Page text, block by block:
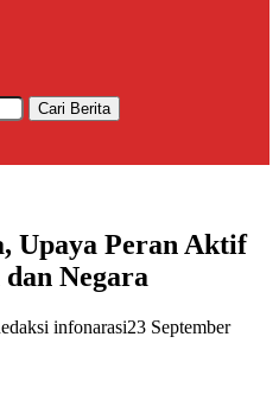
Cari Berita
Upaya Peran Aktif
Negara
infonarasi23 September